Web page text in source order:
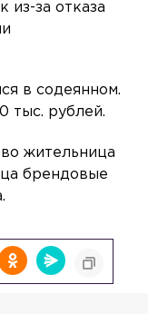
из-за отказа
в содеянном.
тыс. рублей.
жительница
брендовые